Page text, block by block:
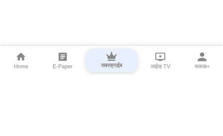
Home E-Paper सबस्क्राईब लाईव्ह TV सकाळ+